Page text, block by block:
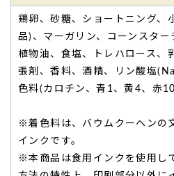
思い出に残る素敵な贈り物ができ
す。
ご丁寧な対応もとても本当にあり
様）
ご購入頂いた商品：
名入れ 祝古
鶏卵、砂糖、ショートニング、
品)、マーガリン、コーンスター
植物油、食塩、トレハロース、
張剤、香料、酒精、リン酸塩
色料(カロチン、青1、黄4、赤
※着色料は、バウムクーヘンの
インクです。
※本商品は食用インクを使用し